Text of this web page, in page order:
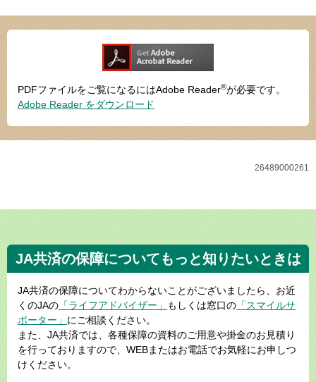
PDFファイルをご覧になるにはAdobe Reader®が必要です。
Adobe Reader をダウンロード
26489000261
JA共済の保障についてもっと知りたいときは
JA共済の保障についてわからないことがございましたら、お近
くのJAの 「ライフアドバイザー」 もしくは窓口の 「スマイルサ
ポーター」 にご相談ください。
また、JA共済では、各種保障の資料のご用意や掛金のお見積り
を行っておりますので、WEBまたはお電話でお気軽にお申しつ
けください。